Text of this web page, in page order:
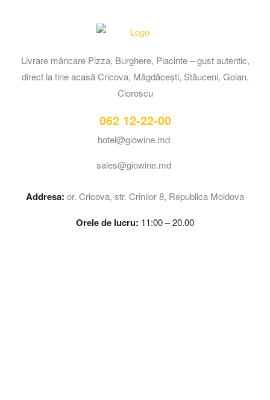
Livrare mâncare Pizza, Burghere, Placinte – gust autentic,
direct la tine acasă Cricova, Măgdăcești, Stăuceni, Goian,
Ciorescu
062 12-22-00
hotel@giowine.md
sales@giowine.md
Addresa: or. Cricova, str. Crinilor 8, Republica Moldova
Orele de lucru: 11:00 – 20.00